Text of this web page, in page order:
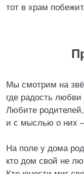
тот в храм
Мы смотрим на
где радость
Любите
и с мыслью о них
На поле у дома
кто дом свой не